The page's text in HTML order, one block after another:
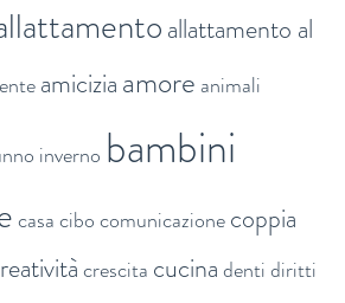
allattamento al
amiciziaamore animali
inverno bambini
casacibocomunicazionecoppia
crescita cucinadentidiritti